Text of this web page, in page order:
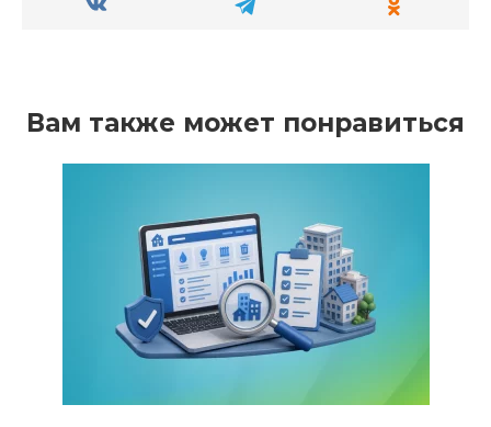
Вам также может понравиться